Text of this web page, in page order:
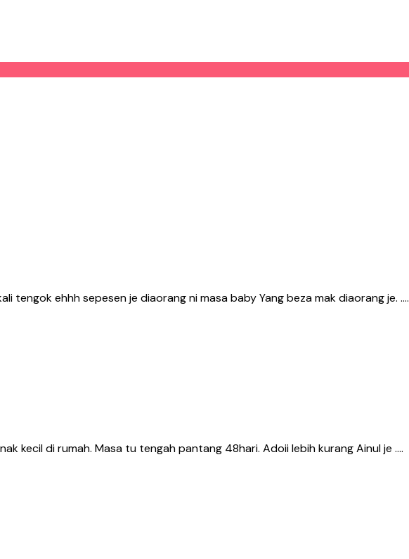
tengok ehhh sepesen je diaorang ni masa baby Yang beza mak diaorang je. ….
kecil di rumah. Masa tu tengah pantang 48hari. Adoii lebih kurang Ainul je ….